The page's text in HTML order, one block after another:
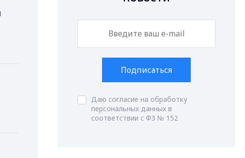
Подписаться
Даю согласие на обработку
персональных данных в
соответствии с ФЗ № 152